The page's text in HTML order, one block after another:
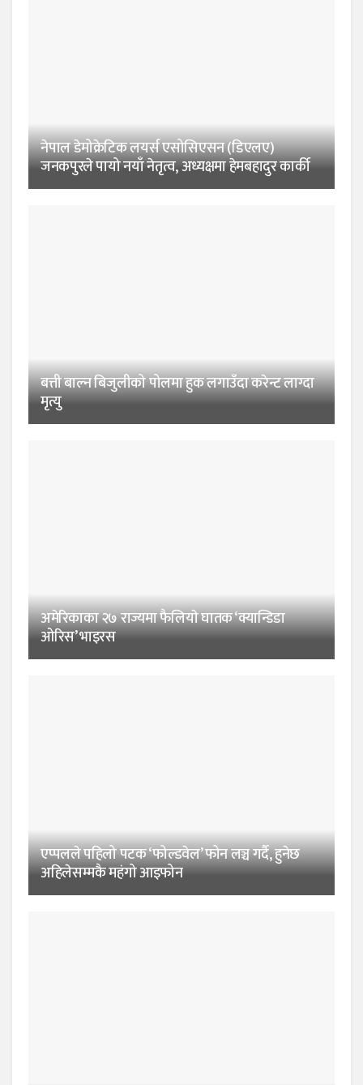
नेपाल डेमोक्रेटिक लयर्स एसोसिएसन (डिएलए)
जनकपुरले पायो नयाँ नेतृत्व, अध्यक्षमा हेमबहादुर कार्की
बत्ती बाल्न बिजुलीको पोलमा हुक लगाउँदा करेन्ट लाग्दा
मृत्यु
अमेरिकाका २७ राज्यमा फैलियाे घातक ‘क्यान्डिडा
ओरिस’ भाइरस
एप्पलले पहिलो पटक ‘फोल्डवेल’ फोन लञ्च गर्दै, हुनेछ
अहिलेसम्मकै महंगो आइफोन